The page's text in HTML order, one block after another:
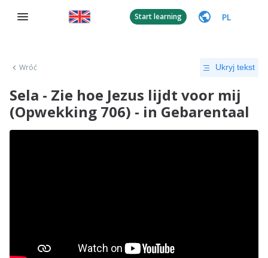
Start learning PL
Wróć Ukryj tekst
Sela - Zie hoe Jezus lijdt voor mij
(Opwekking 706) - in Gebarentaal